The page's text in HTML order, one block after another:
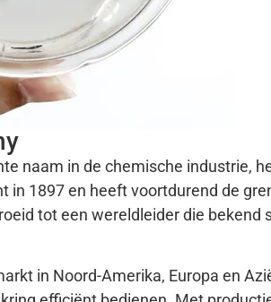
naam in de chemische industrie,
in 1897 en heeft voortdurend de
tot een wereldleider die
in Noord-Amerika, Europa en